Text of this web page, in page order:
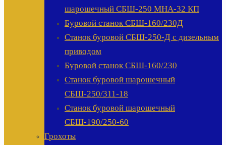
шарошечный СБШ-250 МНА-32 КП
Буровой станок СБШ-160/230Д
Станок буровой СБШ-250-Д с дизельным
приводом
Буровой станок СБШ-160/230
Станок буровой шарошечный
СБШ-250/311-18
Станок буровой шарошечный
СБШ-190/250-60
Грохоты